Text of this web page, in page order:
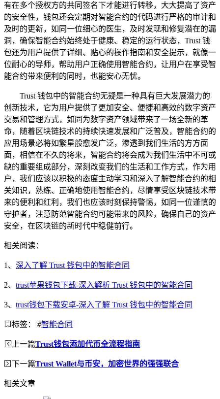
有在多个授权方的共同签名下才能进行转移，大大提高了资产
的安全性，钱包还会定期对智能合约的代码进行严格的审计和
及时的更新，如同一位细心的医生，及时发现和修复潜在的漏
洞，确保智能合约始终处于健康、稳定的运行状态，Trust 钱
包还为用户提供了详细、贴心的操作指南和安全提示，就像一
位耐心的导师，帮助用户正确使用智能合约，让用户在享受智
能合约带来便利的同时，也能安心无忧。
Trust 钱包中的智能合约无疑是一种具有巨大发展潜力的
创新技术，它为用户提供了更加安全、便捷和高效的数字资产
交易和管理方式，如同为数字资产领域带来了一场全新的革
命，随着区块链技术的持续快速发展和广泛普及，智能合约的
应用场景必将如繁星般愈发广泛，渗透到我们生活的方方面
面，相信在不久的将来，智能合约将会成为我们生活中不可或
缺的重要组成部分，深刻改变我们的生活和工作方式，作为用
户，我们应该以积极的态度主动学习和深入了解智能合约的相
关知识，熟练、正确地使用智能合约，尽情享受区块链技术带
来的便利和红利，我们也应该时刻保持警惕，如同一位谨慎的
守护者，注意防范智能合约可能带来的风险，确保自己的资产
安全，在区块链的新时代中稳健前行。
相关阅读：
1、 深入了解 Trust 钱包中的智能合同
2、 trust苹果钱包下载-深入解析 Trust 钱包中的智能合同
3、 trust钱包下载安卓-深入了解 Trust 钱包中的智能合同
标签： #智能合同
上一篇Trust钱包添加代币全流程指南
下一篇Trust Wallet与币安，加密世界的强强联合
相关文章